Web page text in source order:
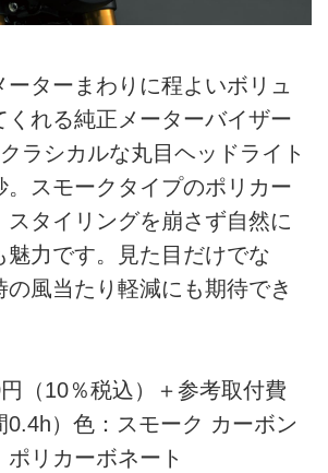
ターまわりに程よいボリュ
くれる純正メーターバイザー
ラシカルな丸目ヘッドライト
。スモークタイプのポリカー
スタイリングを崩さず自然に
魅力です。見た目だけでな
の風当たり軽減にも期待でき
（10％税込）＋参考取付費
0.4h）色：スモーク カーボン
リカーボネート